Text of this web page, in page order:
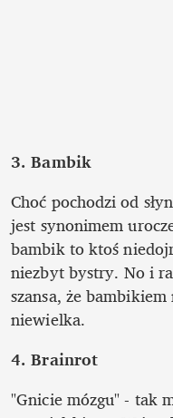
3. Bambik
Choć pochodzi od
jest synonimem
bambik to ktoś
niezbyt bystry. No i
szansa, że
niewielka.
4. Brainrot
"Gnicie mózgu" - tak